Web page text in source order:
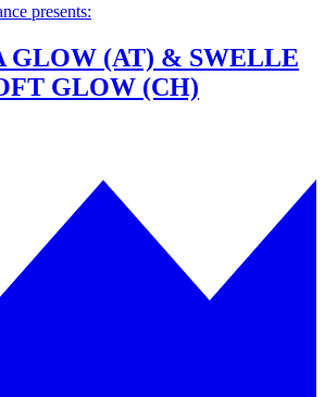
presents:
GLOW (AT) & SWELLE
GLOW (CH)